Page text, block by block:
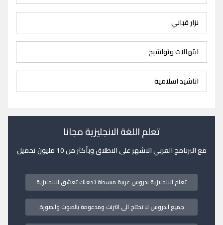
نزار قباني
ابتهالات وتواشيح
اناشيد اسلامية
تعلم اللغة الانجليزية مجانا
مع البرنامج العربي الاشهر على الاطلاق وبأكثر من 10 مليون تحميل
تعلم الانجليزية بدروس عربية مبسطة تجعلك تعشق الانجليزية
جميع الدروس لا تحتاج الى انترنت ومدعومة بالصوت والصورة